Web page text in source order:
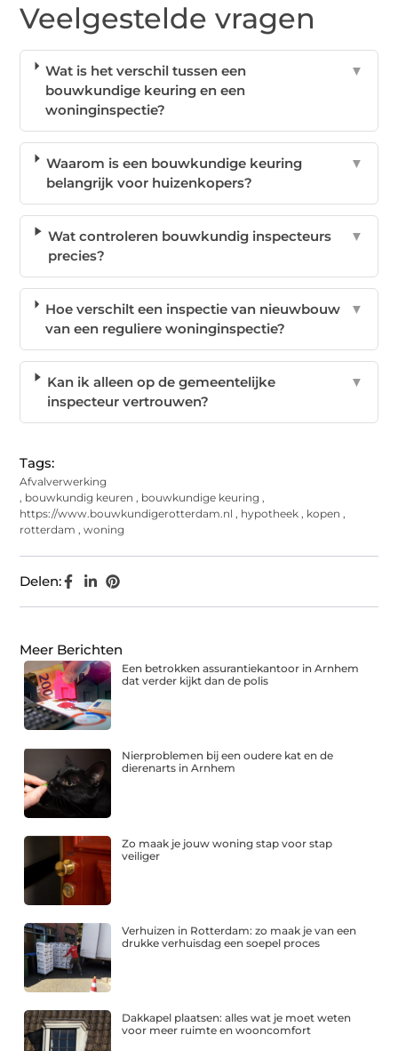
Veelgestelde vragen
Wat is het verschil tussen een
bouwkundige keuring en een
woninginspectie?
▼
Waarom is een bouwkundige keuring
belangrijk voor huizenkopers?
▼
Wat controleren bouwkundig inspecteurs
precies?
▼
Hoe verschilt een inspectie van nieuwbouw
van een reguliere woninginspectie?
▼
Kan ik alleen op de gemeentelijke
inspecteur vertrouwen?
▼
Tags:
Afvalverwerking
, bouwkundig keuren , bouwkundige keuring ,
https://www.bouwkundigerotterdam.nl , hypotheek , kopen ,
rotterdam ,woning
Delen:
Meer Berichten
Een betrokken assurantiekantoor in Arnhem
dat verder kijkt dan de polis
Nierproblemen bij een oudere kat en de
dierenarts in Arnhem
Zo maak je jouw woning stap voor stap
veiliger
Verhuizen in Rotterdam: zo maak je van een
drukke verhuisdag een soepel proces
Dakkapel plaatsen: alles wat je moet weten
voor meer ruimte en wooncomfort